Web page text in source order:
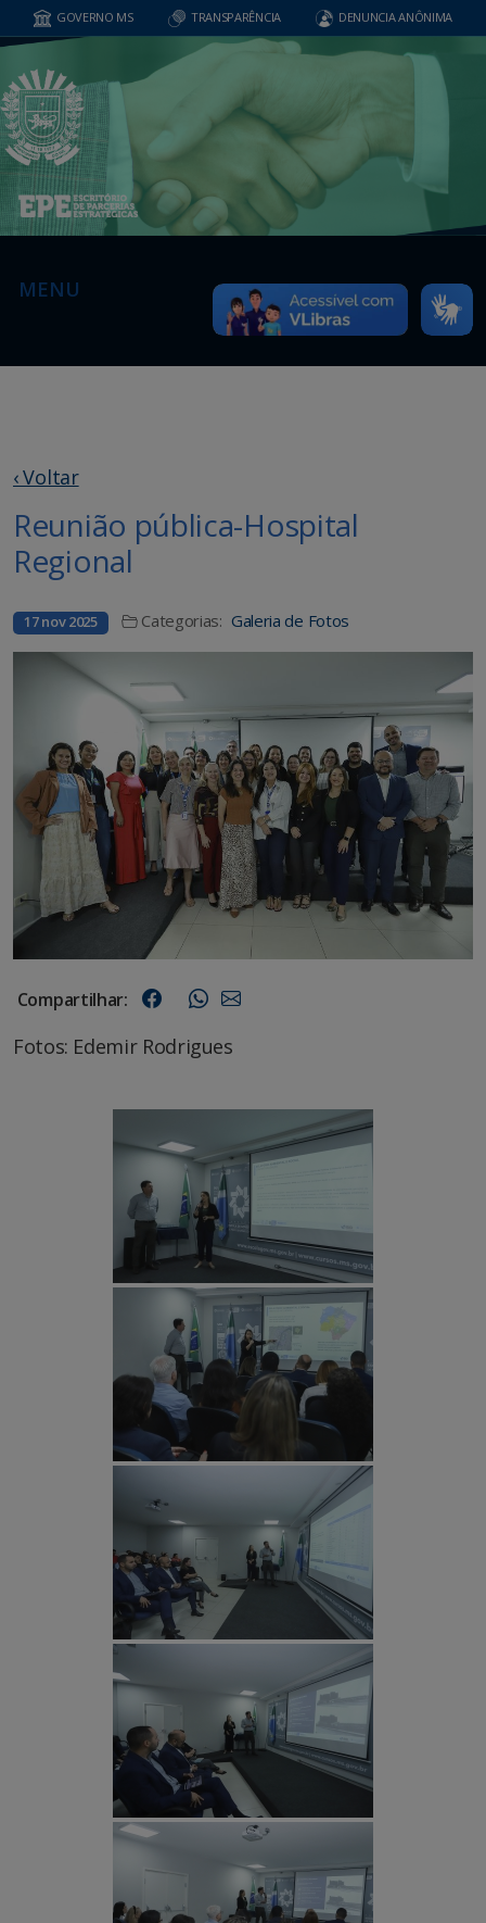
GOVERNO MS TRANSPARÊNCIA DENUNCIA ANÔNIMA
MENU
‹ Voltar
Reunião pública-Hospital
Regional
17 nov 2025 Categorias: Galeria de Fotos
Compartilhar:
Fotos: Edemir Rodrigues